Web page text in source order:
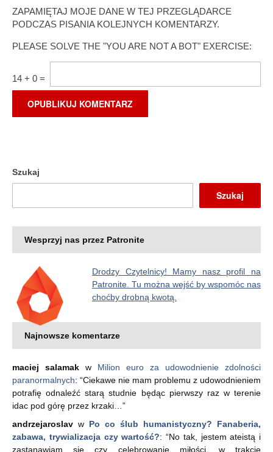
ZAPAMIĘTAJ MOJE DANE W TEJ PRZEGLĄDARCE
PODCZAS PISANIA KOLEJNYCH KOMENTARZY.
PLEASE SOLVE THE "YOU ARE NOT A BOT" EXERCISE:
14 + 0 =
Szukaj
Szukaj
Wesprzyj nas przez Patronite
Drodzy Czytelnicy! Mamy nasz profil na
Patronite. Tu można wejść by wspomóc nas
choćby drobną kwotą.
Najnowsze komentarze
maciej salamak w Milion euro za udowodnienie zdolności
paranormalnych: “Ciekawe nie mam problemu z udowodnieniem
potrafię odnaleźć starą studnie będąc pierwszy raz w terenie
idac pod górę przez krzaki… ”
andrzejaroslav w Po co ślub humanistyczny? Fanaberia,
zabawa, trywializacja czy wartość?: “No tak, jestem ateistą i
zastanawiam się czy celebrowanie miłości, w trakcie